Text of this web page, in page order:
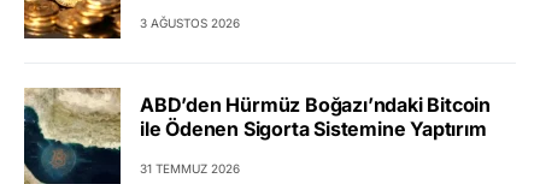
3 AĞUSTOS 2026
ABD’den Hürmüz Boğazı’ndaki Bitcoin
ile Ödenen Sigorta Sistemine Yaptırım
31 TEMMUZ 2026